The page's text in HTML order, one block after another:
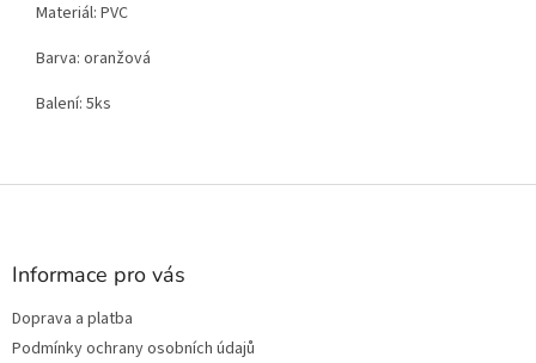
Materiál: PVC
Barva: oranžová
Balení: 5ks
Z
Informace pro vás
Doprava a platba
Podmínky ochrany osobních údajů